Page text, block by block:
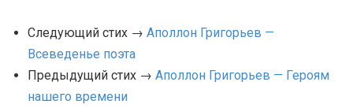
Следующий стих → Аполлон Григорьев —
Всеведенье поэта
Предыдущий стих → Аполлон Григорьев — Героям
нашего времени